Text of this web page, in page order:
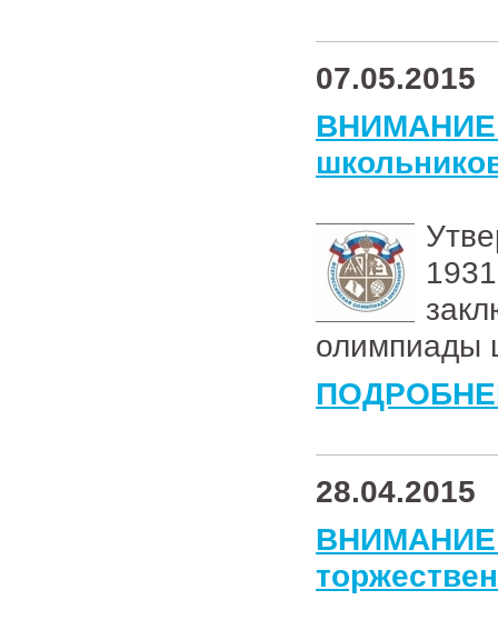
07.05.2015
олимпиады
28.04.2015